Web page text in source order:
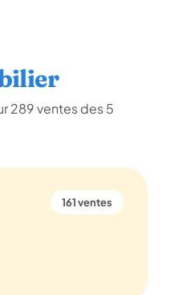
289 ventes des 5
161 ventes